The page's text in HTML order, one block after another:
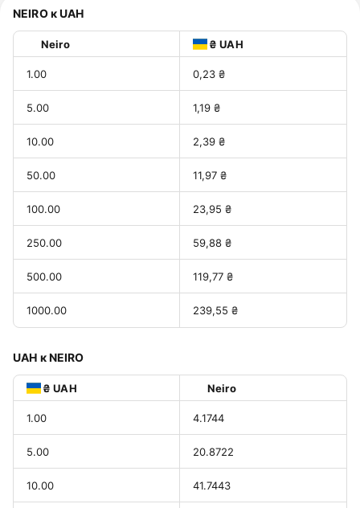
NEIRO к UAH
Neiro ₴ UAH
1.00 0,23 ₴
5.00 1,19 ₴
10.00 2,39 ₴
50.00 11,97 ₴
100.00 23,95 ₴
250.00 59,88 ₴
500.00 119,77 ₴
1000.00 239,55 ₴
UAH к NEIRO
₴ UAH Neiro
1.00 4.1744
5.00 20.8722
10.00 41.7443